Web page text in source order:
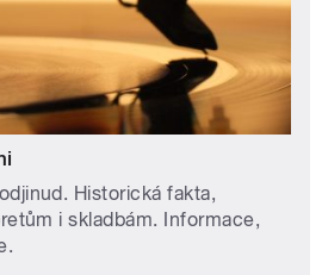
Historická fakta,
i skladbám. Informace,